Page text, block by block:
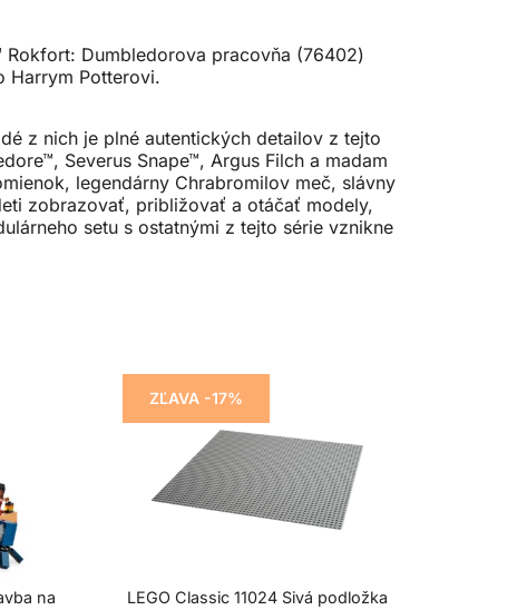
Dumbledorova pracovňa (76402)
Harrym Potterovi.
z nich je plné autentických detailov z tejto
Severus Snape™, Argus Filch a madam
legendárny Chrabromilov meč, slávny
zobrazovať, približovať a otáčať modely,
setu s ostatnými z tejto série vznikne
na
ZĽAVA -17%
LEGO Classic 11024 Sivá podložka